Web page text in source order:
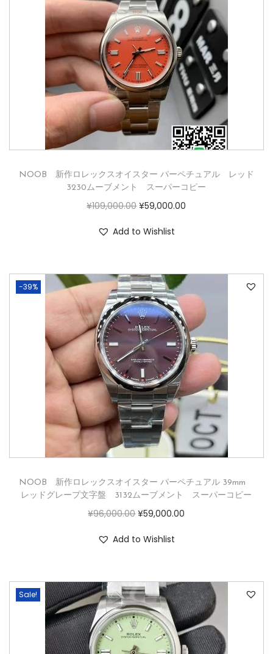
NOOB 新作ロレックスオイスター パーペチュアル レッド
3230ムーブメント スーパーコピー
¥109,000.00 ¥59,000.00
Add to Wishlist
-39%
NOOB 新作ロレックスオイスター パーペチュアル 39mm
レッドグレープ文字盤 3132ムーブメント スーパーコピー
¥96,000.00 ¥59,000.00
Add to Wishlist
Sale!